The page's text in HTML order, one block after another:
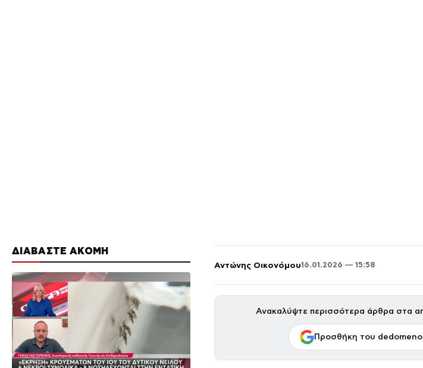
ΔΙΑΒΑΣΤΕ ΑΚΟΜΗ
Αντώνης Οικονόμου16.01.2026 — 15:58
Ανακαλύψτε περισσότερα άρθρα στα
Προσθήκη του